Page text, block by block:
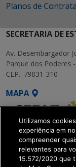
Planos de
SECRETARIA DE
Av. Desembargador
Parque dos Poderes
CEP.: 79031-310
MAPA
SETDIG |
Utilizamos
experiência em
compreender
relevantes para
15.572/2020 que